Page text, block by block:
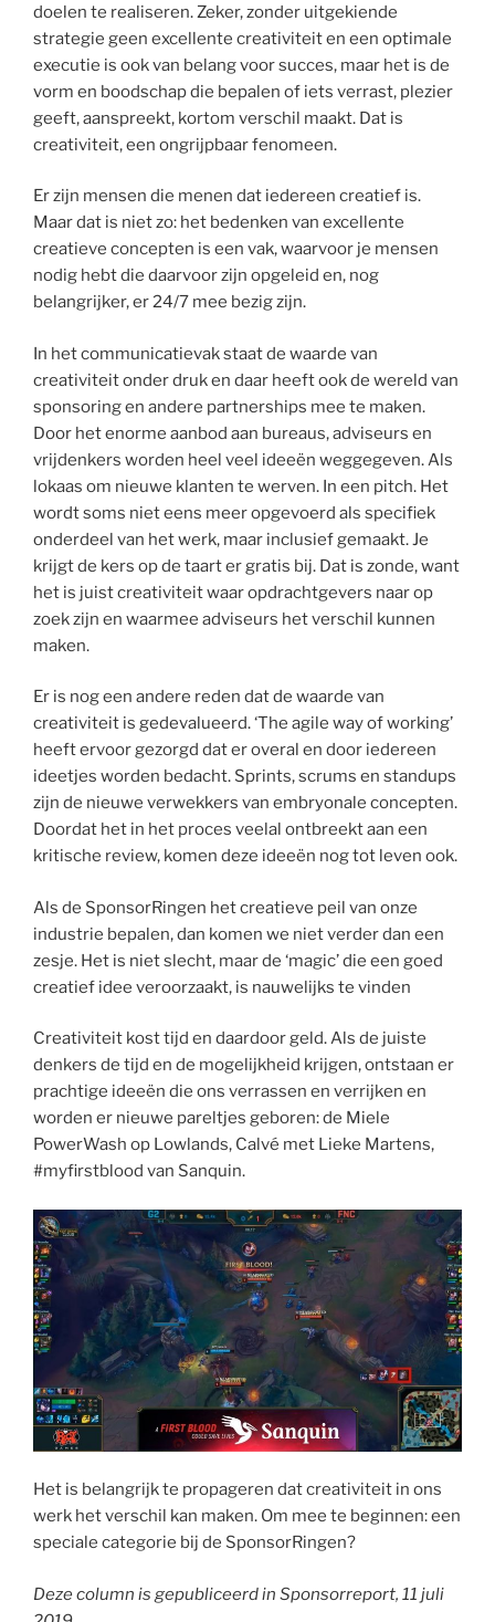
doelen te realiseren. Zeker, zonder uitgekiende
strategie geen excellente creativiteit en een optimale
executie is ook van belang voor succes, maar het is de
vorm en boodschap die bepalen of iets verrast, plezier
geeft, aanspreekt, kortom verschil maakt. Dat is
creativiteit, een ongrijpbaar fenomeen.
Er zijn mensen die menen dat iedereen creatief is.
Maar dat is niet zo: het bedenken van excellente
creatieve concepten is een vak, waarvoor je mensen
nodig hebt die daarvoor zijn opgeleid en, nog
belangrijker, er 24/7 mee bezig zijn.
In het communicatievak staat de waarde van
creativiteit onder druk en daar heeft ook de wereld van
sponsoring en andere partnerships mee te maken.
Door het enorme aanbod aan bureaus, adviseurs en
vrijdenkers worden heel veel ideeën weggegeven. Als
lokaas om nieuwe klanten te werven. In een pitch. Het
wordt soms niet eens meer opgevoerd als specifiek
onderdeel van het werk, maar inclusief gemaakt. Je
krijgt de kers op de taart er gratis bij. Dat is zonde, want
het is juist creativiteit waar opdrachtgevers naar op
zoek zijn en waarmee adviseurs het verschil kunnen
maken.
Er is nog een andere reden dat de waarde van
creativiteit is gedevalueerd. ‘The agile way of working’
heeft ervoor gezorgd dat er overal en door iedereen
ideetjes worden bedacht. Sprints, scrums en standups
zijn de nieuwe verwekkers van embryonale concepten.
Doordat het in het proces veelal ontbreekt aan een
kritische review, komen deze ideeën nog tot leven ook.
Als de SponsorRingen het creatieve peil van onze
industrie bepalen, dan komen we niet verder dan een
zesje. Het is niet slecht, maar de ‘magic’ die een goed
creatief idee veroorzaakt, is nauwelijks te vinden
Creativiteit kost tijd en daardoor geld. Als de juiste
denkers de tijd en de mogelijkheid krijgen, ontstaan er
prachtige ideeën die ons verrassen en verrijken en
worden er nieuwe pareltjes geboren: de Miele
PowerWash op Lowlands, Calvé met Lieke Martens,
#myfirstblood van Sanquin.
Het is belangrijk te propageren dat creativiteit in ons
werk het verschil kan maken. Om mee te beginnen: een
speciale categorie bij de SponsorRingen?
Deze column is gepubliceerd in Sponsorreport, 11 juli